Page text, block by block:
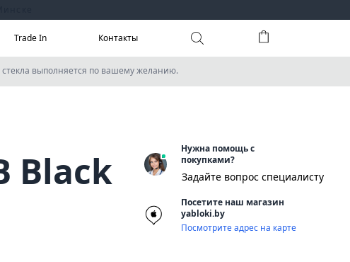
Trade In Контакты
выполняется по вашему желанию.
Black
Нужна помощь с
покупками?
Задайте вопрос специалисту
Посетите наш магазин
yabloki.by
Посмотрите адрес на карте